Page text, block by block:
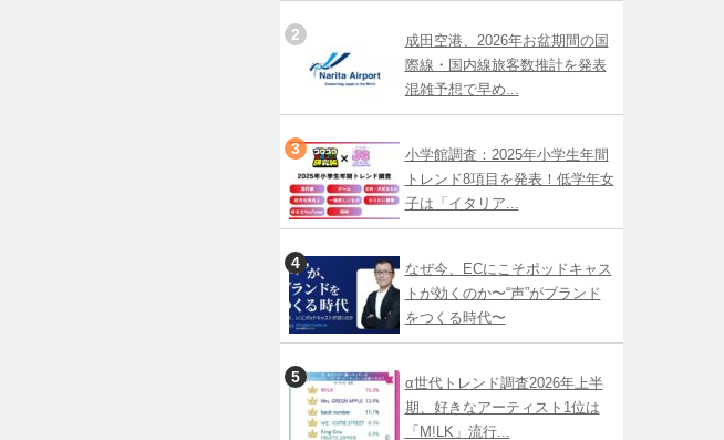
成田空港、2026年お盆期間の国
際線・国内線旅客数推計を発表
混雑予想で早め...
小学館調査：2025年小学生年間
トレンド8項目を発表！低学年女
子は「イタリア...
なぜ今、ECにこそポッドキャス
トが効くのか〜“声”がブランド
をつくる時代〜
α世代トレンド調査2026年上半
期、好きなアーティスト1位は
「M!LK」流行...